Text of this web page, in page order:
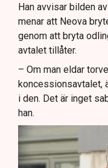
Han avvisar bilden
menar att Neova
genom att bryta
avtalet tillåter.
– Om man eldar
koncessionsavtalet,
i den. Det är inget
han.